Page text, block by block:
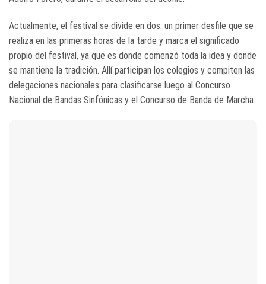
Actualmente, el festival se divide en dos: un primer desfile que se
realiza en las primeras horas de la tarde y marca el significado
propio del festival, ya que es donde comenzó toda la idea y donde
se mantiene la tradición. Allí participan los colegios y compiten las
delegaciones nacionales para clasificarse luego al Concurso
Nacional de Bandas Sinfónicas y el Concurso de Banda de Marcha.